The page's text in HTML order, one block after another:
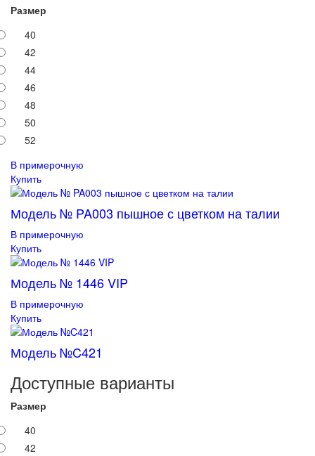
Размер
40
42
44
46
48
50
52
В примерочную
Купить
Модель № PA003 пышное с цветком на талии
В примерочную
Купить
Модель № 1446 VIP
В примерочную
Купить
Модель №C421
Доступные варианты
Размер
40
42